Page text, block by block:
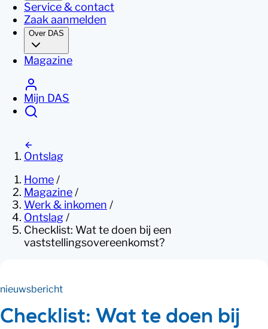
Service & contact
Zaak aanmelden
Over DAS
Magazine
Mijn DAS
Ontslag
Home /
Magazine /
Werk & inkomen /
Ontslag /
Checklist: Wat te doen bij een
vaststellingsovereenkomst?
nieuwsbericht
Checklist: Wat te doen bij